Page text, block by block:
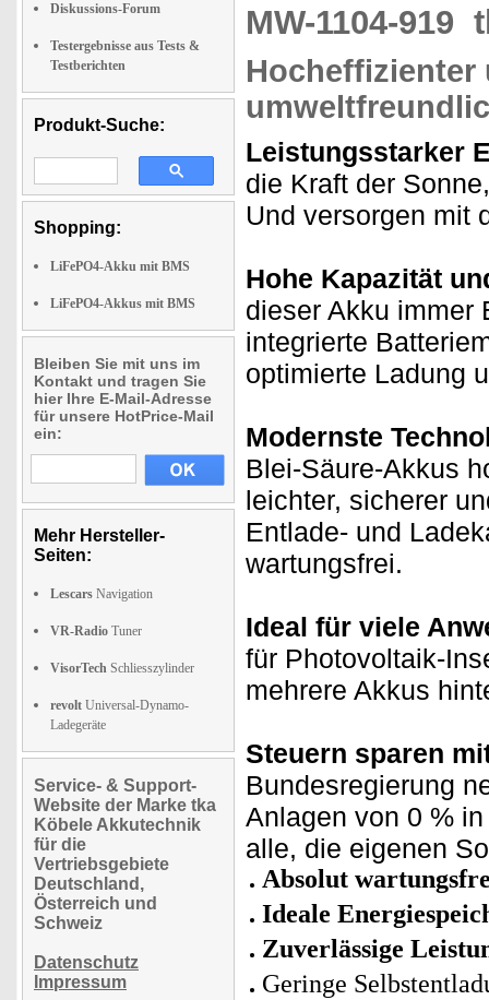
Diskussions-Forum
Testergebnisse aus Tests &
Testberichten
Produkt-Suche:
Shopping:
LiFePO4-Akku mit BMS
LiFePO4-Akkus mit BMS
Bleiben Sie mit uns im
Kontakt und tragen Sie
hier Ihre E-Mail-Adresse
für unsere HotPrice-Mail
ein:
Mehr Hersteller-
Seiten:
Lescars Navigation
VR-Radio Tuner
VisorTech Schliesszylinder
revolt Universal-Dynamo-
Ladegeräte
Service- & Support-
Website der Marke tka
Köbele Akkutechnik
für die
Vertriebsgebiete
Deutschland,
Österreich und
Schweiz
Datenschutz
Impressum
MW-1104-919
Hocheffizienter
Leistungsstarker
die Kraft der
Und versorgen mit
Hohe Kapazität
dieser Akku immer
integrierte
optimierte Ladung
Modernste
Blei-Säure-Akkus
leichter, sicherer
Entlade- und
wartungsfrei.
Ideal für viele
für Photovoltaik-
mehrere Akkus
Steuern sparen
Bundesregierung
Anlagen von 0 %
alle, die eigenen
Absolut
Ideale
Zuverlässige
Geringe